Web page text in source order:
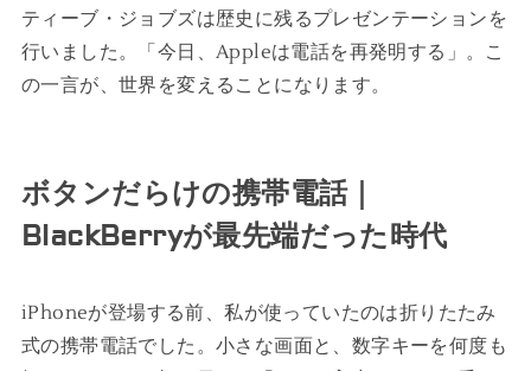
ティーブ・ジョブズは歴史に残るプレゼンテーションを
行いました。「今日、Appleは電話を再発明する」。こ
の一言が、世界を変えることになります。
ボタンだらけの携帯電話｜
BlackBerryが最先端だった時代
iPhoneが登場する前、私が使っていたのは折りたたみ
式の携帯電話でした。小さな画面と、数字キーを何度も